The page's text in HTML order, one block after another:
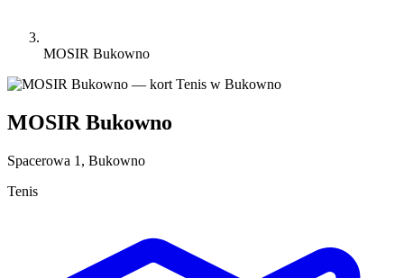
MOSIR Bukowno
MOSIR Bukowno
Spacerowa 1, Bukowno
Tenis